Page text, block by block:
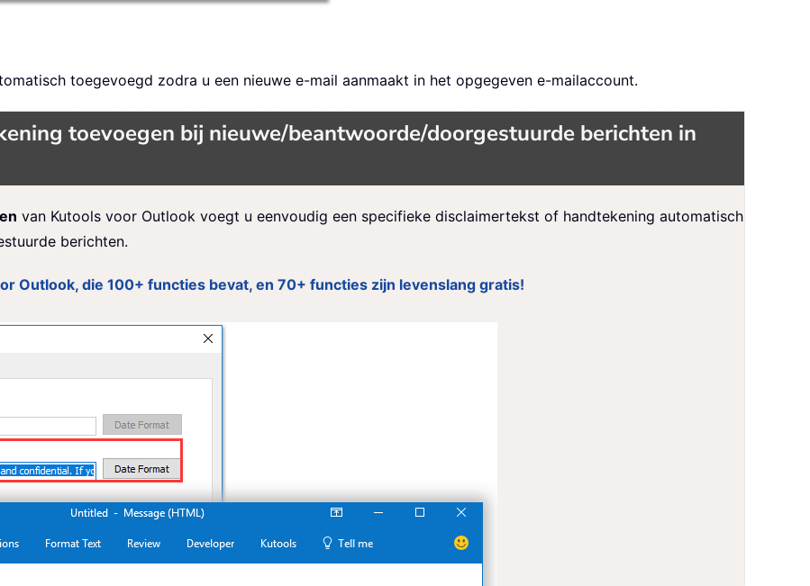
toegevoegd zodra u een nieuwe e-mail aanmaakt in het opgegeven e-mailaccount.
toevoegen bij nieuwe/beantwoorde/doorgestuurde berichten in
van Kutools voor Outlook voegt u eenvoudig een specifieke disclaimertekst of handtekening automatisch
berichten.
Outlook, die 100+ functies bevat, en 70+ functies zijn levenslang gratis!